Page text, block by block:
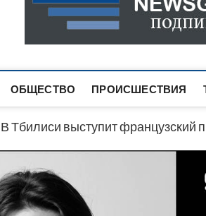
Новости Грузии
САМАЯ АКТУАЛЬНАЯ
САЙТЕ ВЫ НАЙДЕТЕ НОВОСТИ
ОБЩЕСТВО ПРОИСШЕСТВИЯ
В Тбилиси выступит французский